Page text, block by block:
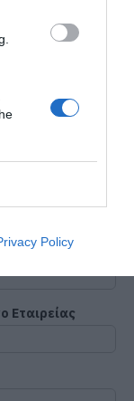
Policy
Εταιρείας